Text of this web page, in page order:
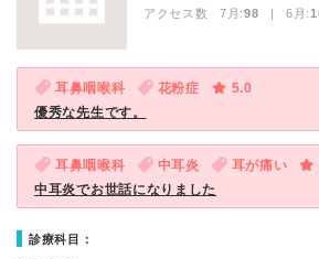
アクセス数 7月:98 | 6月:
耳鼻咽喉科 花粉症
5.0
優秀な先生です。
耳鼻咽喉科 中耳炎 耳が痛い
中耳炎でお世話になりました
診療科目：